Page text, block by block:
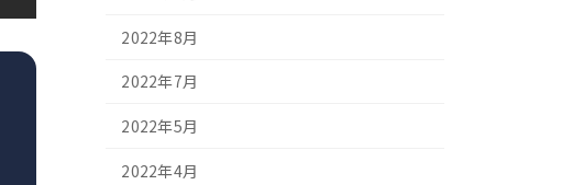
2022年8月
2022年7月
2022年5月
2022年4月